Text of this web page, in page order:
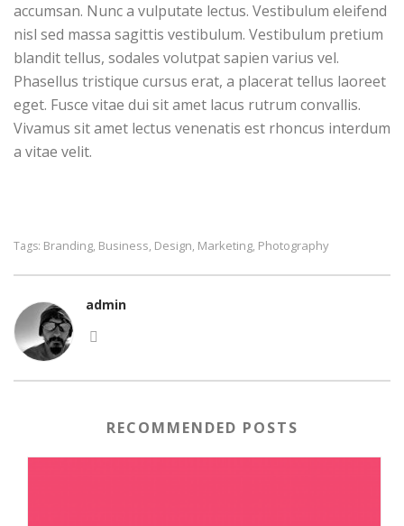
accumsan. Nunc a vulputate lectus. Vestibulum eleifend
nisl sed massa sagittis vestibulum. Vestibulum pretium
blandit tellus, sodales volutpat sapien varius vel.
Phasellus tristique cursus erat, a placerat tellus laoreet
eget. Fusce vitae dui sit amet lacus rutrum convallis.
Vivamus sit amet lectus venenatis est rhoncus interdum
a vitae velit.
Tags: Branding, Business, Design, Marketing, Photography
admin
RECOMMENDED POSTS